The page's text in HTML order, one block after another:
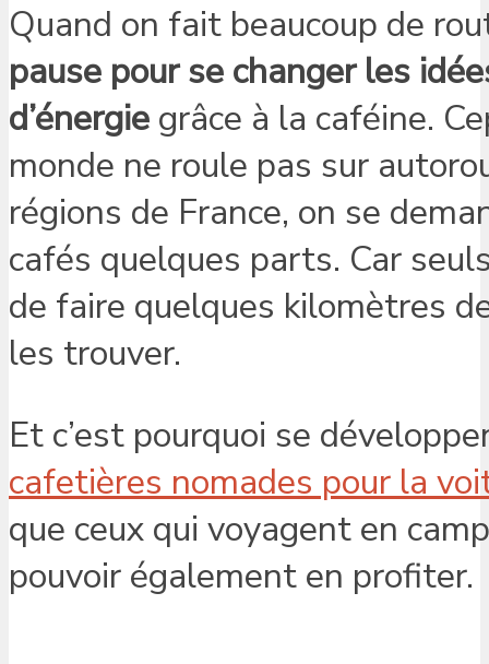
Quand on fait beaucoup de
pause pour se changer les
d’énergie grâce à la caféine.
monde ne roule pas sur
régions de France, on se
cafés quelques parts. Car
de faire quelques kilomètres
les trouver.
Et c’est pourquoi se
cafetières nomades pour la
que ceux qui voyagent en
pouvoir également en profiter.